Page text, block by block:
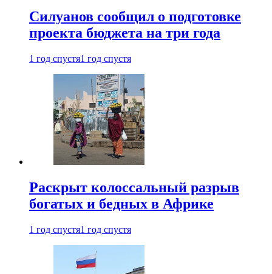
Силуанов сообщил о подготовке
проекта бюджета на три года
1 год спустя1 год спустя
Раскрыт колоссальный разрыв
богатых и бедных в Африке
1 год спустя1 год спустя